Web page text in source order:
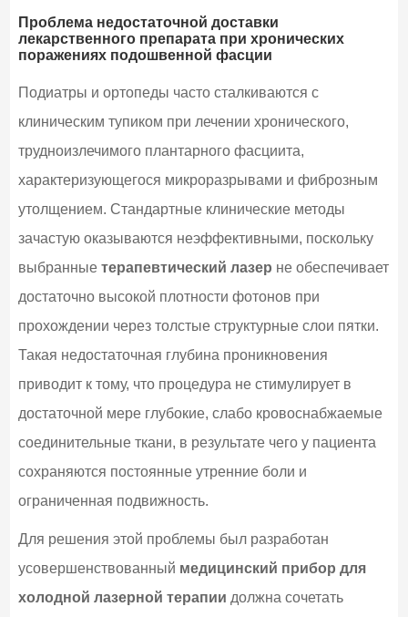
Проблема недостаточной доставки
лекарственного препарата при хронических
поражениях подошвенной фасции
Подиатры и ортопеды часто сталкиваются с
клиническим тупиком при лечении хронического,
трудноизлечимого плантарного фасциита,
характеризующегося микроразрывами и фиброзным
утолщением. Стандартные клинические методы
зачастую оказываются неэффективными, поскольку
выбранные терапевтический лазер не обеспечивает
достаточно высокой плотности фотонов при
прохождении через толстые структурные слои пятки.
Такая недостаточная глубина проникновения
приводит к тому, что процедура не стимулирует в
достаточной мере глубокие, слабо кровоснабжаемые
соединительные ткани, в результате чего у пациента
сохраняются постоянные утренние боли и
ограниченная подвижность.
Для решения этой проблемы был разработан
усовершенствованный медицинский прибор для
холодной лазерной терапии должна сочетать